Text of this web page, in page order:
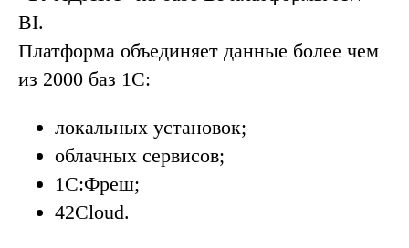
BI.
Платформа объединяет данные более чем
из 2000 баз 1С:
локальных установок;
облачных сервисов;
1С:Фреш;
42Cloud.